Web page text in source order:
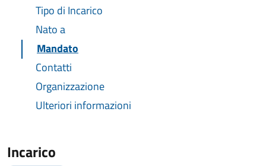
Tipo di Incarico
Nato a
Mandato
Contatti
Organizzazione
Ulteriori informazioni
Incarico